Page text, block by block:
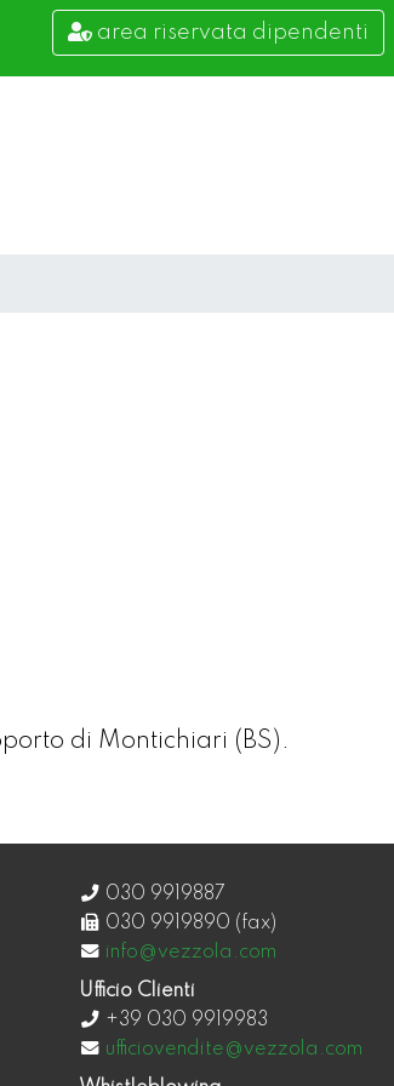
area riservata dipendenti
di Montichiari (BS).
030 9919887
030 9919890 (fax)
info@vezzola.com
Ufficio Clienti
+39 030 9919983
ufficiovendite@vezzola.com